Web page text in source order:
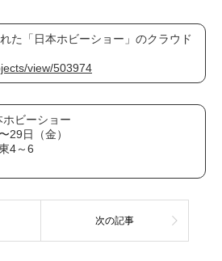
た「日本ホビーショー」のクラウド
view/503974
ビーショー
29日（金）
4～6
次の記事